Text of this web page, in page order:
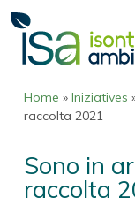
Home » Iniziatives
raccolta 2021
Sono in
raccolta